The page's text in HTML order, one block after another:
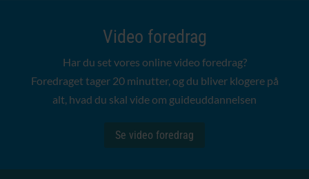
Video foredrag
Har du set vores online video foredrag?
Foredraget tager 20 minutter, og du bliver klogere på
alt, hvad du skal vide om guideuddannelsen
Se video foredrag